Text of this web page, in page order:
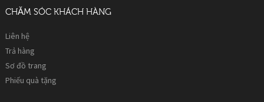
CHĂM SÓC KHÁCH HÀNG
Liên hệ
Trả hàng
Sơ đồ trang
Phiếu quà tặng